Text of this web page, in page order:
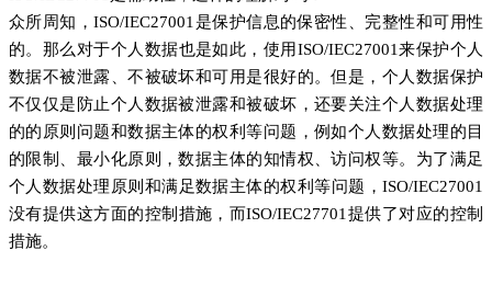
众所周知，ISO/IEC27001是保护信息的保密性、完整性和可用性
的。那么对于个人数据也是如此，使用ISO/IEC27001来保护个人
数据不被泄露、不被破坏和可用是很好的。但是，个人数据保护
不仅仅是防止个人数据被泄露和被破坏，还要关注个人数据处理
的的原则问题和数据主体的权利等问题，例如个人数据处理的目
的限制、最小化原则，数据主体的知情权、访问权等。为了满足
个人数据处理原则和满足数据主体的权利等问题，ISO/IEC27001
没有提供这方面的控制措施，而ISO/IEC27701提供了对应的控制
措施。